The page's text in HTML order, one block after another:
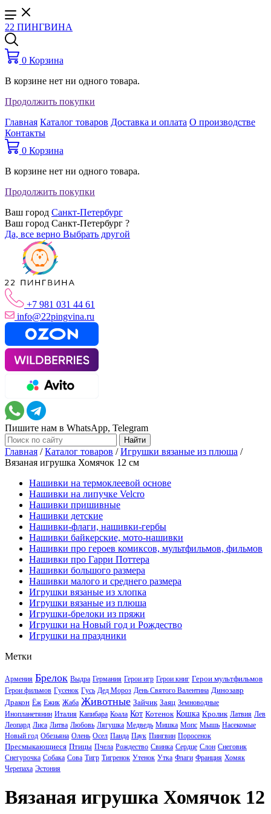
22 ПИНГВИНА
0 Корзина
В корзине нет ни одного товара.
Продолжить покупки
Главная Каталог товаров Доставка и оплата О производстве
Контакты
0 Корзина
В корзине нет ни одного товара.
Продолжить покупки
Ваш город Санкт-Петербург
Ваш город Санкт-Петербург ?
Да, все верно Выбрать другой
+7 981 031 44 61
info@22pingvina.ru
Пишите нам в WhatsApp, Telegram
Главная /Каталог товаров /Игрушки вязаные из плюша /
Вязаная игрушка Хомячок 12 см
Нашивки на термоклеевой основе
Нашивки на липучке Velcro
Нашивки пришивные
Нашивки детские
Нашивки-флаги, нашивки-гербы
Нашивки байкерские, мото-нашивки
Нашивки про героев комиксов, мультфильмов, фильмов
Нашивки про Гарри Поттера
Нашивки большого размера
Нашивки малого и среднего размера
Игрушки вязаные из хлопка
Игрушки вязаные из плюша
Игрушки-брелоки из пряжи
Игрушки на Новый год и Рождество
Игрушки на праздники
Метки
Армения Брелок Выдра Германия Герои игр Герои книг Герои мультфильмов
Герои фильмов Гусенок Гусь Дед Мороз День Святого Валентина Динозавр
Дракон Ёж Ежик Жаба Животные Зайчик Заяц Земноводные
Инопланетянин Италия Капибара Коала Кот Котенок Кошка Кролик Латвия Лев
Леопард Лиса Литва Любовь Лягушка Медведь Мишка Мопс Мышь Насекомые
Новый год Обезьяна Олень Осел Панда Паук Пингвин Поросенок
Пресмыкающиеся Птицы Пчела Рождество Свинка Сердце Слон Снеговик
Снегурочка Собака Сова Тигр Тигренок Утенок Утка Флаги Франция Хомяк
Черепаха Эстония
Вязаная игрушка Хомячок 12